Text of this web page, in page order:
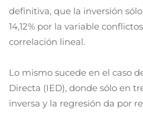
definitiva, que la inversión
14,12% por la variable
correlación lineal.
Lo mismo sucede en el caso
Directa (IED), donde sólo en
inversa y la regresión da por